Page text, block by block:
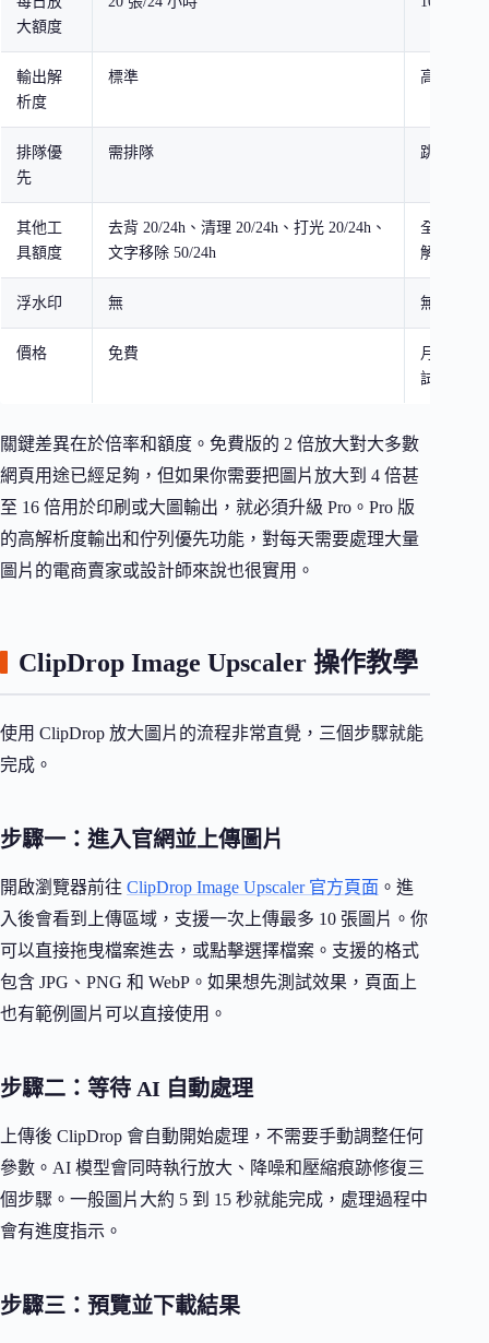
大額度
輸出解
析度
標準 高解析度
排隊優
先
需排隊 跳過佇列
其他工
具額度
去背 20/24h、清理 20/24h、打光 20/24h、
文字移除 50/24h
全部
解析度）
浮水印 無 無
價格 免費
月費制（
試用）
關鍵差異在於倍率和額度。免費版的 2 倍放大對大多數
網頁用途已經足夠，但如果你需要把圖片放大到 4 倍甚
至 16 倍用於印刷或大圖輸出，就必須升級 Pro。Pro 版
的高解析度輸出和佇列優先功能，對每天需要處理大量
圖片的電商賣家或設計師來說也很實用。
ClipDrop Image Upscaler 操作教學
使用 ClipDrop 放大圖片的流程非常直覺，三個步驟就能
完成。
步驟一：進入官網並上傳圖片
開啟瀏覽器前往 ClipDrop Image Upscaler 官方頁面 。進
入後會看到上傳區域，支援一次上傳最多 10 張圖片。你
可以直接拖曳檔案進去，或點擊選擇檔案。支援的格式
包含 JPG、PNG 和 WebP。如果想先測試效果，頁面上
也有範例圖片可以直接使用。
步驟二：等待 AI 自動處理
上傳後 ClipDrop 會自動開始處理，不需要手動調整任何
參數。AI 模型會同時執行放大、降噪和壓縮痕跡修復三
個步驟。一般圖片大約 5 到 15 秒就能完成，處理過程中
會有進度指示。
步驟三：預覽並下載結果